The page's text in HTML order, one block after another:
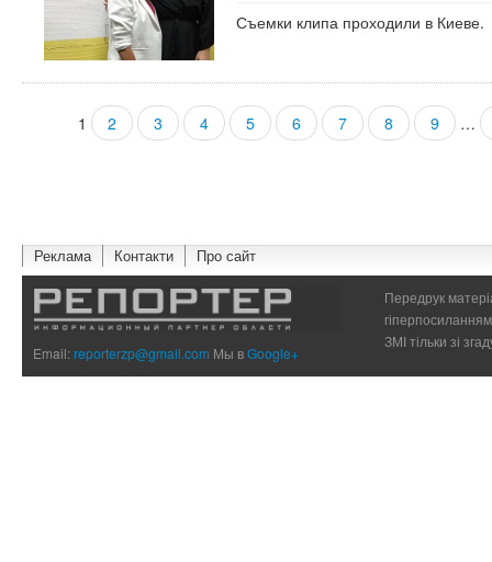
Съемки клипа проходили в Киеве.
Страницы
1 2 3 4 5 6 7 8 9 …
Реклама Контакти Про сайт
Email:reporterzp@gmail.com Мы вGoogle+
Передрук
ЗМІ тільки зі